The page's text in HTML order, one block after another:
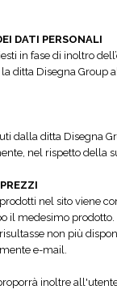
DATI PERSONALI
in fase di inoltro
la ditta Disegna
dalla ditta Disegna
nel rispetto della
nel sito viene
il medesimo
non più
e-mail.
inoltre